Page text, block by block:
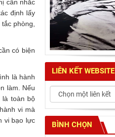
cân nhắc
định lấy
phòng,
có biện
là hành
làm. Nếu
là toàn bộ
vi mà
vi bạo lực
LIÊN KẾT WEBSITE
BÌNH CHỌN